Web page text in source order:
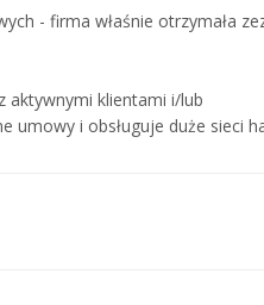
- firma właśnie otrzymała
aktywnymi klientami i/lub
umowy i obsługuje duże sieci